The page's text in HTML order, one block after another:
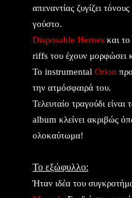
απεναντίας ζυγίζει
γούστο.
Disposable Heroes και
riffs του έχουν μορφώσει
Το instrumental Orion
την ατμόσφαιρά του.
Τελευταίο τραγούδι είναι
album κλείνει ακριβώς
ολοκαύτωμα!
Το εξώφυλλο:
Ήταν ιδέα του